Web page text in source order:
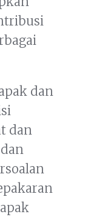
dan
dan